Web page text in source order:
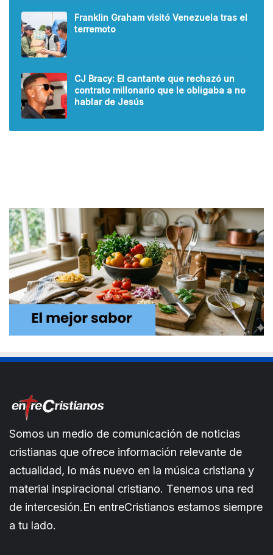
Franklin Graham visitó Venezuela tras el
terremoto
CJ Bracy: El cantante que rechazó un
contrato millonario que le obligaba a no
hablar de Jesús
Somos un medio de comunicación de noticias
cristianas que ofrece información relevante de
actualidad, lo más nuevo en la música cristiana y
material inspiracional cristiano. Tenemos una red
de intercesión.En entreCristianos estamos siempre
a tu lado.